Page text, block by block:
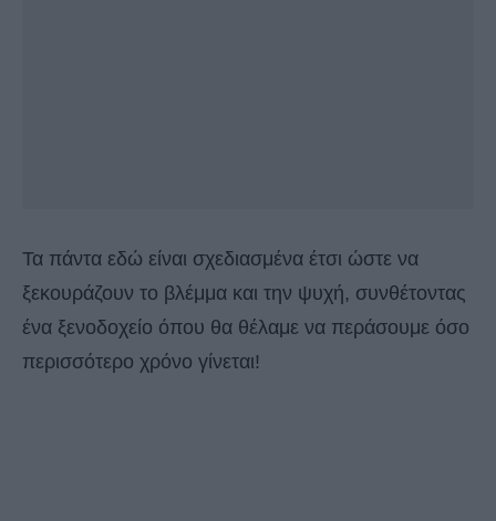
Τα πάντα εδώ είναι σχεδιασμένα έτσι ώστε να
ξεκουράζουν το βλέμμα και την ψυχή, συνθέτοντας
ένα ξενοδοχείο όπου θα θέλαμε να περάσουμε όσο
περισσότερο χρόνο γίνεται!